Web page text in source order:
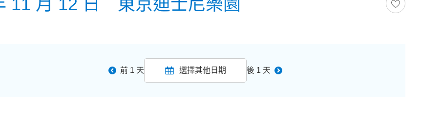
11 月 12 日 東京迪士尼樂園
前 1 天 選擇其他日期 後 1 天